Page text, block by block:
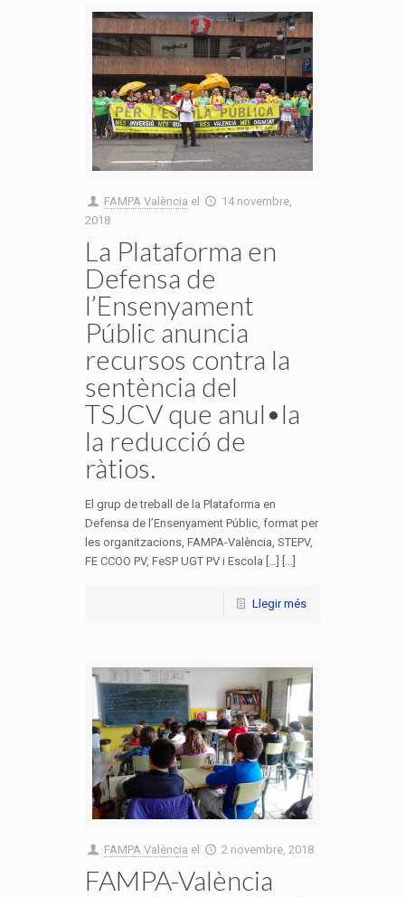
FAMPA València el
14 novembre,
2018
La Plataforma en
Defensa de
l’Ensenyament
Públic anuncia
recursos contra la
sentència del
TSJCV que anul•la
la reducció de
ràtios.
El grup de treball de la Plataforma en
Defensa de l’Ensenyament Públic, format per
les organitzacions, FAMPA-València, STEPV,
FE CCOO PV, FeSP UGT PV i Escola […] [...]
Llegir més
FAMPA València el 2 novembre, 2018
FAMPA-València